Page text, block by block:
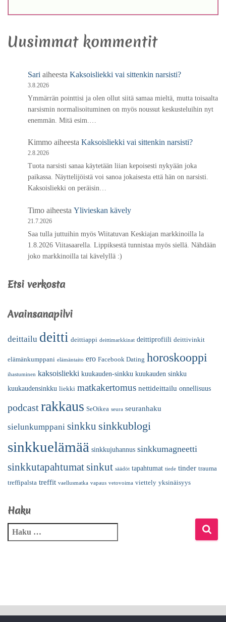
Uusimmat kommentit
Sari aiheesta Kaksoisliekki vai sittenkin narsisti?
3.8.2026
Ymmärrän pointtisi ja olen ollut siitä samaa mieltä, mutta toisaalta
narsismin normalisoituminen on myös noussut keskusteluihin nyt
enemmän. Mitä esim.…
Kimmo aiheesta Kaksoisliekki vai sittenkin narsisti?
2.8.2026
Tuota narsisti sanaa käytetään liian kepoisesti nykyään joka
paikassa. Näyttelijöistä voi sanoa jokaisesta että hän on narsisti.
Kaksoisliekki on peräisin…
Timo aiheesta Ylivieskan kävely
21.7.2026
Saa tulla juttuihin myös Wiitatuvan Keskiajan markkinoilla la
1.8.2026 Viitasaarella. Lippiksestä tunnistaa myös siellä. Nähdään
joko markkinoilla tai kävelyllä :)
Etsi verkosta
Avainsanapilvi
deittailu deitti deittiappi deittimarkkinat deittiprofiili deittivinkit
elämänkumppani elämäntaito ero Facebook Dating horoskooppi
ihastuminen kaksoisliekki kuukauden-sinkku kuukauden sinkku
kuukaudensinkku liekki matkakertomus nettideittailu onnellisuus
podcast rakkaus SeOikea seura seuranhaku
sielunkumppani sinkku sinkkublogi
sinkkuelämää sinkkujuhannus sinkkumagneetti
sinkkutapahtumatsinkut säädöt tapahtumat tiede tinder trauma
treffipalsta treffit vaellusmatka vapaus vetovoima viettely yksinäisyys
Haku